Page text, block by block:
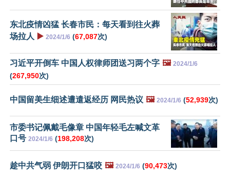
东北疫情凶猛 长春市民：每天看到往火葬
场拉人 ▶️ 2024/1/6 (67,087次)
习近平开倒车 中国人权律师团送习两个字 🖼️ 2024/1/6
(267,950次)
中国留美生细述遭遣返经历 网民热议 🖼️ 2024/1/6 (52,939次)
市委书记佩戴毛像章 中国年轻毛左喊文革
口号 2024/1/6 (198,208次)
趁中共气弱 伊朗开口猛咬 🖼️ 2024/1/6 (90,473次)